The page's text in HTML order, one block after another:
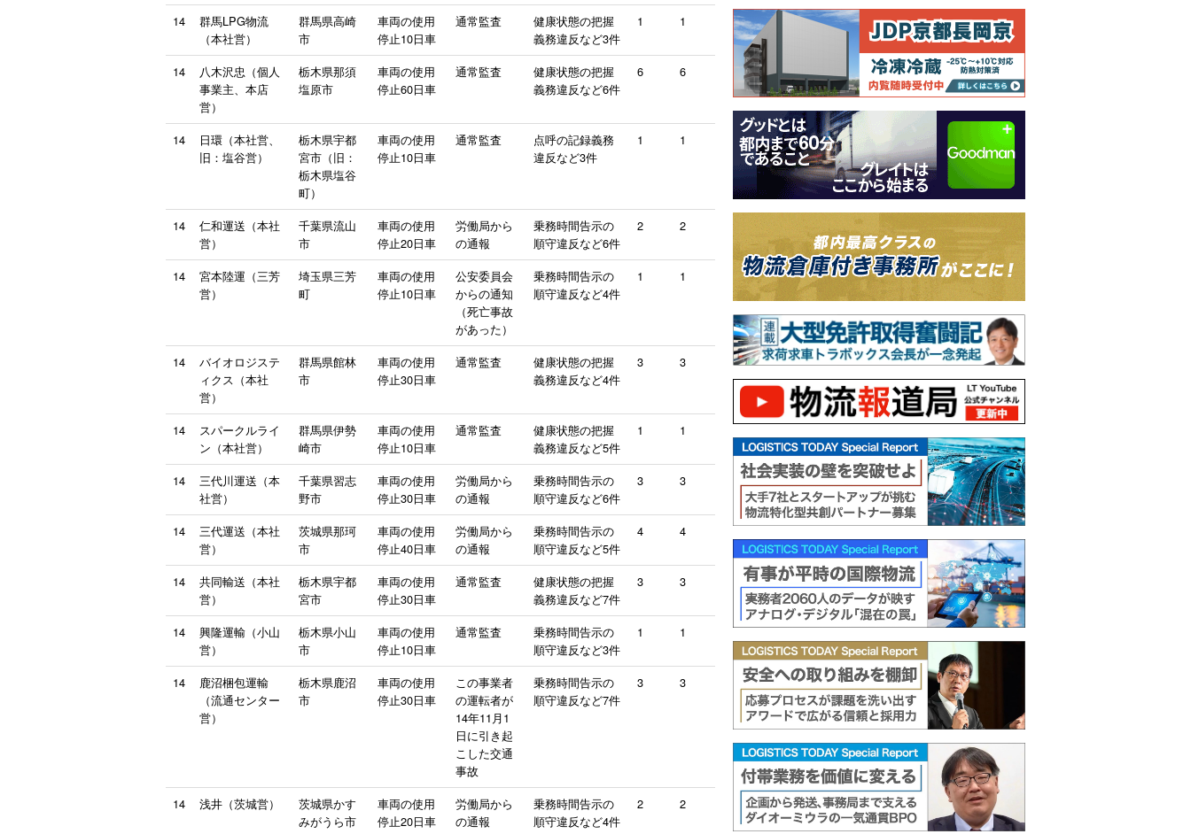
14
群馬LPG物流
（本社営）
群馬県高崎
市
車両の使用
停止10日車
通常監査
健康状態の把握
義務違反など3件
1 1
14
八木沢忠（個人
事業主、本店
営）
栃木県那須
塩原市
車両の使用
停止60日車
通常監査
健康状態の把握
義務違反など6件
6 6
14
日環（本社営、
旧：塩谷営）
栃木県宇都
宮市（旧：
栃木県塩谷
町）
車両の使用
停止10日車
通常監査
点呼の記録義務
違反など3件
1 1
14
仁和運送（本社
営）
千葉県流山
市
車両の使用
停止20日車
労働局から
の通報
乗務時間告示の
順守違反など6件
2 2
14
宮本陸運（三芳
営）
埼玉県三芳
町
車両の使用
停止10日車
公安委員会
からの通知
（死亡事故
があった）
乗務時間告示の
順守違反など4件
1 1
14
バイオロジステ
ィクス（本社
営）
群馬県館林
市
車両の使用
停止30日車
通常監査
健康状態の把握
義務違反など4件
3 3
14
スパークルライ
ン（本社営）
群馬県伊勢
崎市
車両の使用
停止10日車
通常監査
健康状態の把握
義務違反など5件
1 1
14
三代川運送（本
社営）
千葉県習志
野市
車両の使用
停止30日車
労働局から
の通報
乗務時間告示の
順守違反など6件
3 3
14
三代運送（本社
営）
茨城県那珂
市
車両の使用
停止40日車
労働局から
の通報
乗務時間告示の
順守違反など5件
4 4
14
共同輸送（本社
営）
栃木県宇都
宮市
車両の使用
停止30日車
通常監査
健康状態の把握
義務違反など7件
3 3
14
興隆運輸（小山
営）
栃木県小山
市
車両の使用
停止10日車
通常監査
乗務時間告示の
順守違反など3件
1 1
14
鹿沼梱包運輸
（流通センター
営）
栃木県鹿沼
市
車両の使用
停止30日車
この事業者
の運転者が
14年11月1
日に引き起
こした交通
事故
乗務時間告示の
順守違反など7件
3 3
14 浅井（茨城営）
茨城県かす
みがうら市
車両の使用
停止20日車
労働局から
の通報
乗務時間告示の
順守違反など4件
2 2